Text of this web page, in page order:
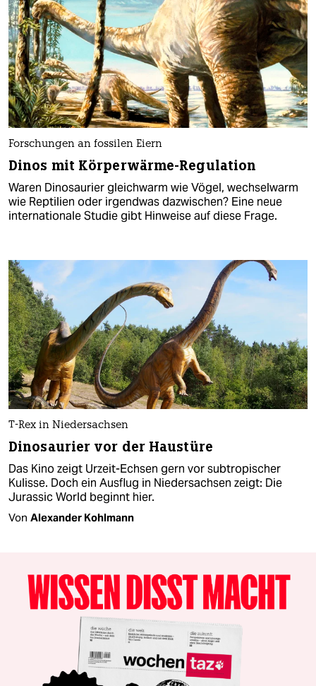
Forschungen an fossilen Eiern
Dinos mit Körperwärme-Regulation
Waren Dinosaurier gleichwarm wie Vögel, wechselwarm
wie Reptilien oder irgendwas dazwischen? Eine neue
internationale Studie gibt Hinweise auf diese Frage.
T-Rex in Niedersachsen
Dinosaurier vor der Haustüre
Das Kino zeigt Urzeit-Echsen gern vor subtropischer
Kulisse. Doch ein Ausflug in Niedersachsen zeigt: Die
Jurassic World beginnt hier.
Von Alexander Kohlmann